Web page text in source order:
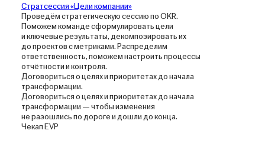
Стратсессия «Цели компании»
Проведём стратегическую сессию по OKR.
Поможем команде сформулировать цели
и ключевые результаты, декомпозировать их
до проектов с метриками. Распределим
ответственность, поможем настроить процессы
отчётности и контроля.
Договориться о целях и приоритетах до начала
трансформации.
Договориться о целях и приоритетах до начала
трансформации — чтобы изменения
не разошлись по дороге и дошли до конца.
Чекап EVP